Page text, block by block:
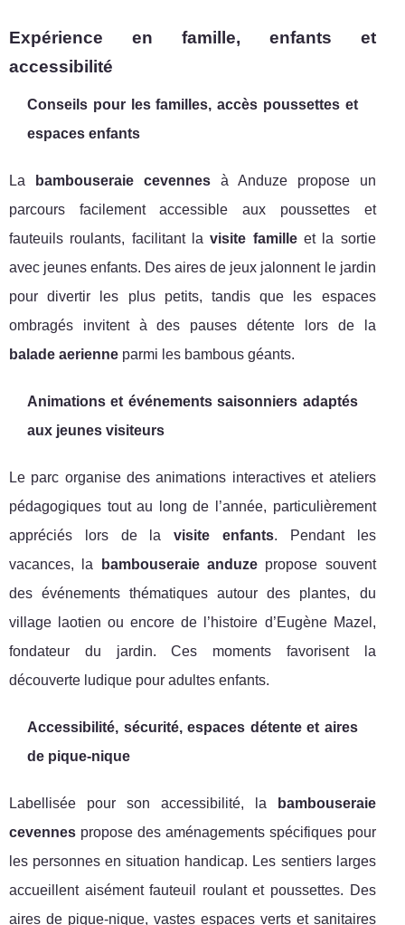
Expérience en famille, enfants et
accessibilité
Conseils pour les familles, accès poussettes et
espaces enfants
La bambouseraie cevennesà Anduze propose un
parcours facilement accessible aux poussettes et
fauteuils roulants, facilitant lavisite familleet la sortie
avec jeunes enfants. Des aires de jeux jalonnent le jardin
pour divertir les plus petits, tandis que les espaces
ombragés invitent à des pauses détente lors de la
balade aerienne parmi les bambous géants.
Animations et événements saisonniers adaptés
aux jeunes visiteurs
Le parc organise des animations interactives et ateliers
pédagogiques tout au long de l’année, particulièrement
appréciés lors de lavisite enfants. Pendant les
vacances, la
bambouseraie anduzepropose souvent
des événements thématiques autour des plantes, du
village laotien ou encore de l’histoire d’Eugène Mazel,
fondateur du jardin. Ces moments favorisent la
découverte ludique pour adultes enfants.
Accessibilité, sécurité, espaces détente et aires
de pique-nique
Labellisée pour son accessibilité, la
bambouseraie
cevennes propose des aménagements spécifiques pour
les personnes en situation handicap. Les sentiers larges
accueillent aisément fauteuil roulant et poussettes. Des
aires de pique-nique, vastes espaces verts et sanitaires